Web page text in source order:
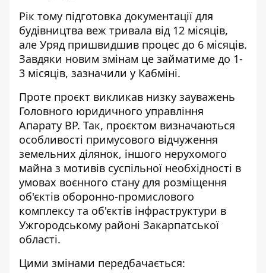
Рік тому підготовка документації для
будівництва веж тривала від 12 місяців,
але Уряд пришвидшив процес до 6 місяців.
Завдяки новим змінам це займатиме до 1-
3 місяців, зазначили у Кабміні.
Проте проєкт викликав низку зауважень
Головного юридичного управління
Апарату ВР. Так, проєктом визначаються
особливості примусового відчуження
земельних ділянок, іншого нерухомого
майна з мотивів суспільної необхідності в
умовах воєнного стану для розміщення
об'єктів оборонно-промислового
комплексу та об'єктів інфраструктури в
Ужгородському районі Закарпатської
області.
Цими змінами передбачається: